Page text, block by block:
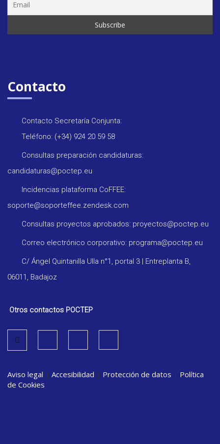
Contacto
Contacto Secretaría Conjunta:
Teléfono: (+34) 924 20 59 58
Consultas preparación candidaturas:
candidaturas@poctep.eu
Incidencias plataforma CoFFEE:
soporte@soporteffee.zendesk.com
Consultas proyectos aprobados: proyectos@poctep.eu
Correo electrónico corporativo: programa@poctep.eu
C/ Ángel Quintanilla Ulla n°1, portal 3 | Entreplanta B,
06011, Badajoz
Otros contactos POCTEP
Aviso legal | Accesibilidad | Protección de datos | Política
de Cookies